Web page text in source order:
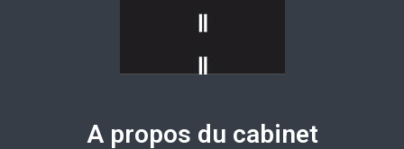
A propos du cabinet